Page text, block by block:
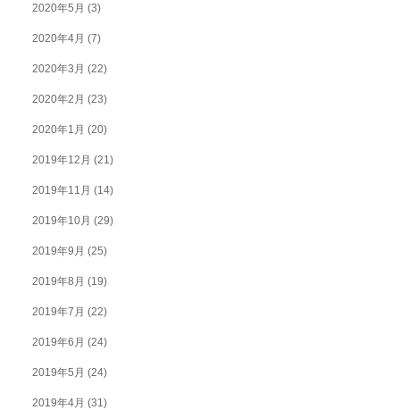
2020年5月 (3)
2020年4月 (7)
2020年3月 (22)
2020年2月 (23)
2020年1月 (20)
2019年12月 (21)
2019年11月 (14)
2019年10月 (29)
2019年9月 (25)
2019年8月 (19)
2019年7月 (22)
2019年6月 (24)
2019年5月 (24)
2019年4月 (31)